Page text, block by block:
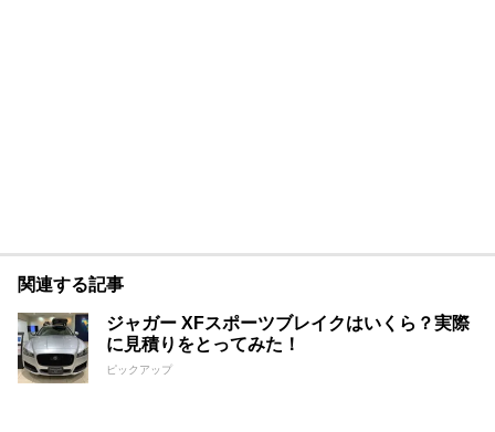
関連する記事
ジャガー XFスポーツブレイクはいくら？実際
に見積りをとってみた！
ピックアップ